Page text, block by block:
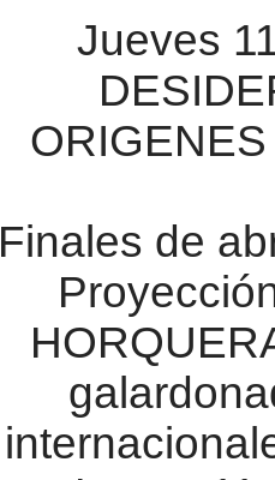
Jueves
Finales de